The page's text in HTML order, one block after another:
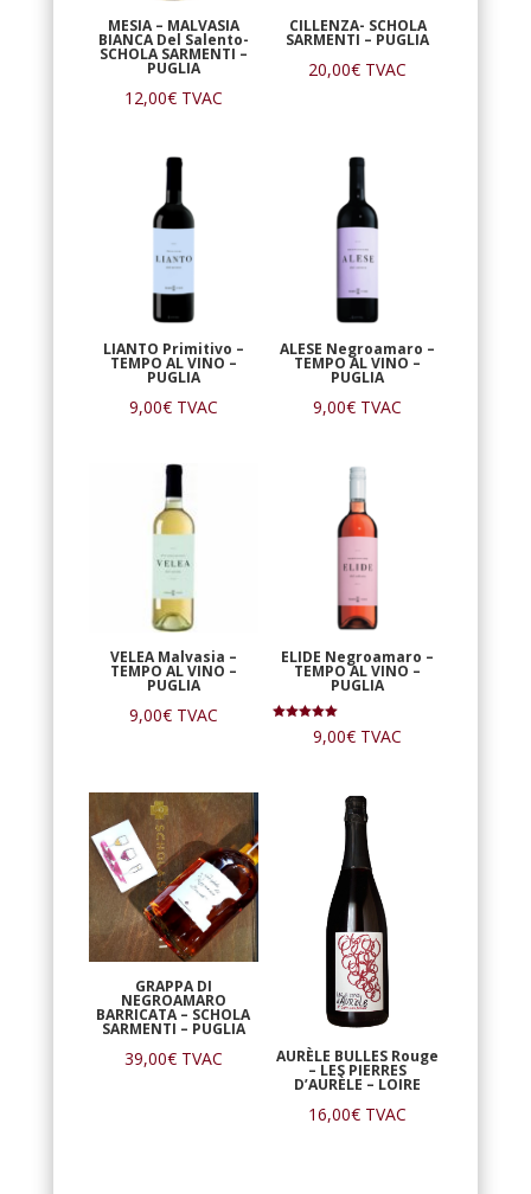
MESIA – MALVASIA
BIANCA Del Salento-
SCHOLA SARMENTI –
PUGLIA
12,00€ TVAC
CILLENZA- SCHOLA
SARMENTI – PUGLIA
20,00€ TVAC
LIANTO Primitivo –
TEMPO AL VINO –
PUGLIA
9,00€ TVAC
ALESE Negroamaro –
TEMPO AL VINO –
PUGLIA
9,00€ TVAC
VELEA Malvasia –
TEMPO AL VINO –
PUGLIA
9,00€ TVAC
ELIDE Negroamaro –
TEMPO AL VINO –
PUGLIA
9,00€ TVAC
GRAPPA DI
NEGROAMARO
BARRICATA – SCHOLA
SARMENTI – PUGLIA
39,00€ TVAC AURÈLE BULLES Rouge
– LES PIERRES
D’AURÈLE – LOIRE
16,00€ TVAC